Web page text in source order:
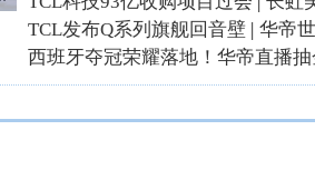
TCL发布Q系列旗舰回音壁 | 华帝
西班牙夺冠荣耀落地！华帝直播